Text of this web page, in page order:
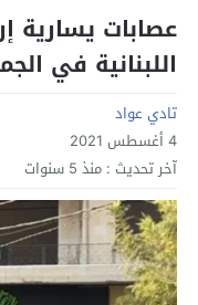
عصابات يسارية
اللبنانية في
تادي عواد
4 أغسطس 2021
آخر تحديث : منذ 5 سنوات